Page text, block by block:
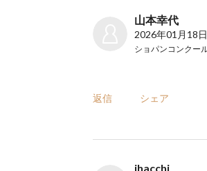
山本幸代
2026年01月18日
返信 シェア
ihacchi